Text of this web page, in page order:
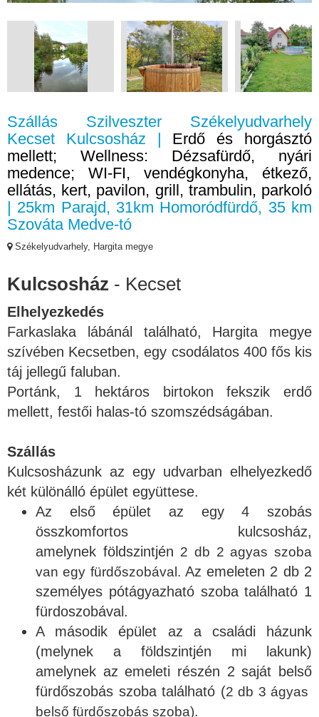
Szállás Szilveszter Székelyudvarhely
Kecset Kulcsosház | Erdő és horgásztó
mellett; Wellness: Dézsafürdő, nyári
medence; WI-FI, vendégkonyha, étkező,
ellátás, kert, pavilon, grill, trambulin, parkoló
| 25km Parajd, 31km Homoródfürdő, 35 km
Szováta Medve-tó
Székelyudvarhely, Hargita megye
Kulcsosház - Kecset
Elhelyezkedés
Farkaslaka lábánál található, Hargita megye
szívében Kecsetben, egy csodálatos 400 fős kis
táj jellegű faluban.
Portánk, 1 hektáros birtokon fekszik erdő
mellett, festői halas-tó szomszédságában.
Szállás
Kulcsosházunk az egy udvarban elhelyezkedő
két különálló épület együttese.
Az első épület az egy 4 szobás
összkomfortos kulcsosház,
amelynek földszintjén 2 db 2 agyas szoba
van egy fürdőszobával. Az emeleten 2 db 2
személyes pótágyazható szoba található 1
fürdoszobával.
A második épület az a családi házunk
(melynek a földszintjén mi lakunk)
amelynek az emeleti részén 2 saját belső
fürdőszobás szoba található (2 db 3 ágyas
belső fürdőszobás szoba).